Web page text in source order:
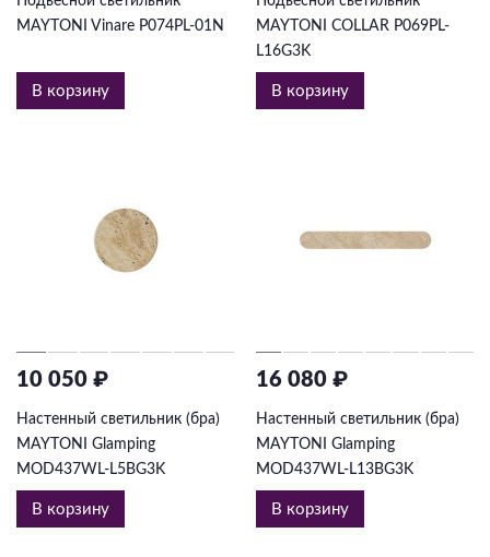
MAYTONI Vinare P074PL-01N
В корзину
MAYTONI COLLAR P069PL-
L16G3K
В корзину
10 050 ₽
Настенный светильник (бра)
MAYTONI Glamping
MOD437WL-L5BG3K
В корзину
16 080 ₽
Настенный светильник (бра)
MAYTONI Glamping
MOD437WL-L13BG3K
В корзину